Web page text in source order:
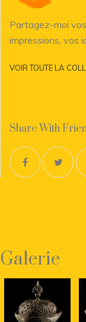
Partagez-moi
impressions, vos
VOIR TOUTE LA
Share With
Galerie